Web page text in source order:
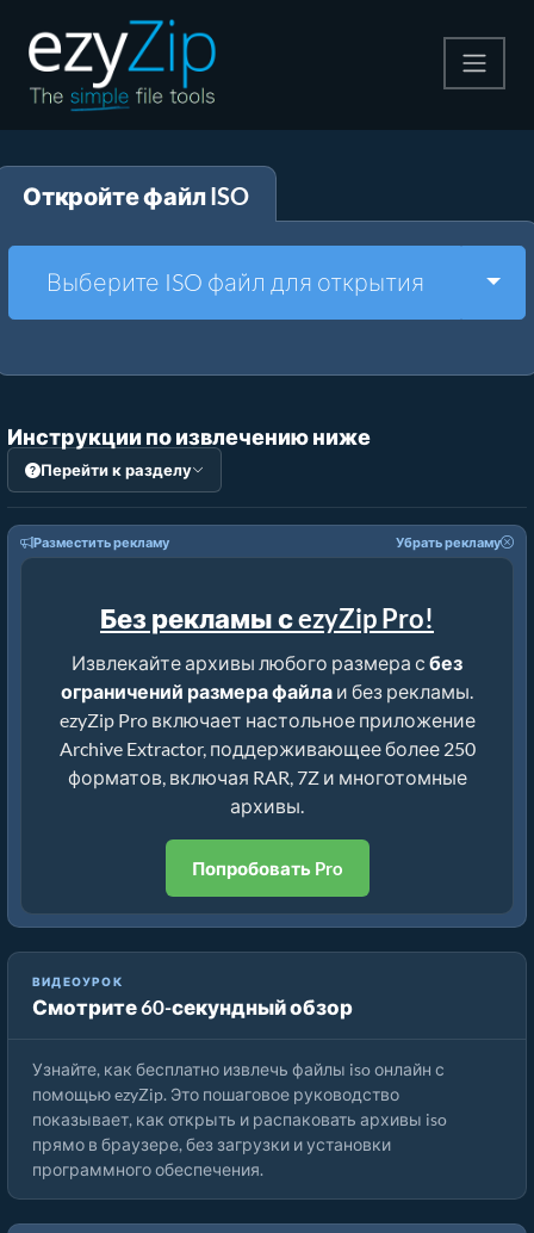
Pаспаковывайте
Другие инструменты
Откройте файл ISO
Выберите ISO файл для открытия
Инструкции по извлечению ниже
Перейти к разделу
Разместить рекламу Убрать рекламу
Без рекламы с ezyZip Pro!
Извлекайте архивы любого размера с без
ограничений размера файла и без рекламы.
ezyZip Pro включает настольное приложение
Archive Extractor, поддерживающее более 250
форматов, включая RAR, 7Z и многотомные
архивы.
Попробовать Pro
ВИДЕОУРОК
Смотрите 60-секундный обзор
Как извлечь файлы iso онлайн с помощью ezyZip
(бесплатно, без установки)
Узнайте, как бесплатно извлечь файлы iso онлайн с
помощью ezyZip. Это пошаговое руководство
показывает, как открыть и распаковать архивы iso
прямо в браузере, без загрузки и установки
программного обеспечения.